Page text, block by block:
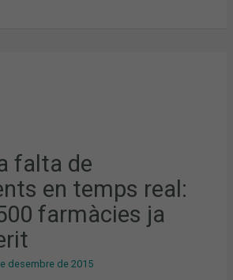
falta de
en temps real:
farmàcies ja
desembre de 2015